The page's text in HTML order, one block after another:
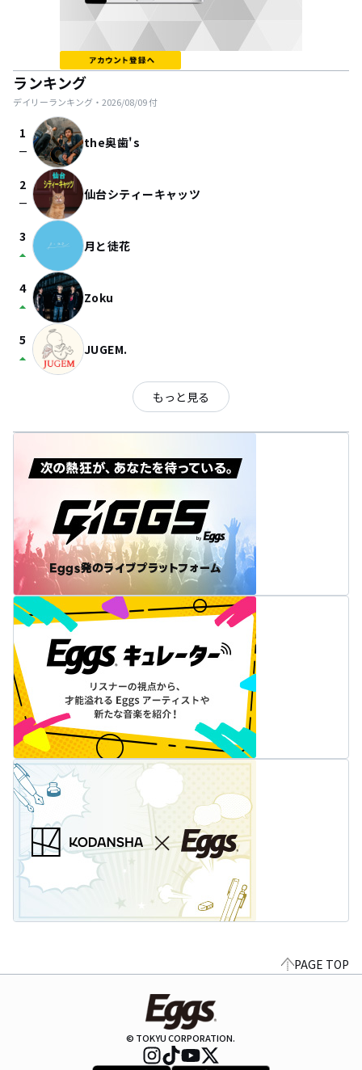
ランキング
デイリーランキング・ 2026/08/09付
1
check_indeterminate_small the奥歯's
2
check_indeterminate_small 仙台シティーキャッツ
3
arrow_drop_up 月と徒花
4
arrow_drop_up Zoku
5
arrow_drop_up JUGEM.
もっと見る
PAGE TOP
© TOKYU CORPORATION.